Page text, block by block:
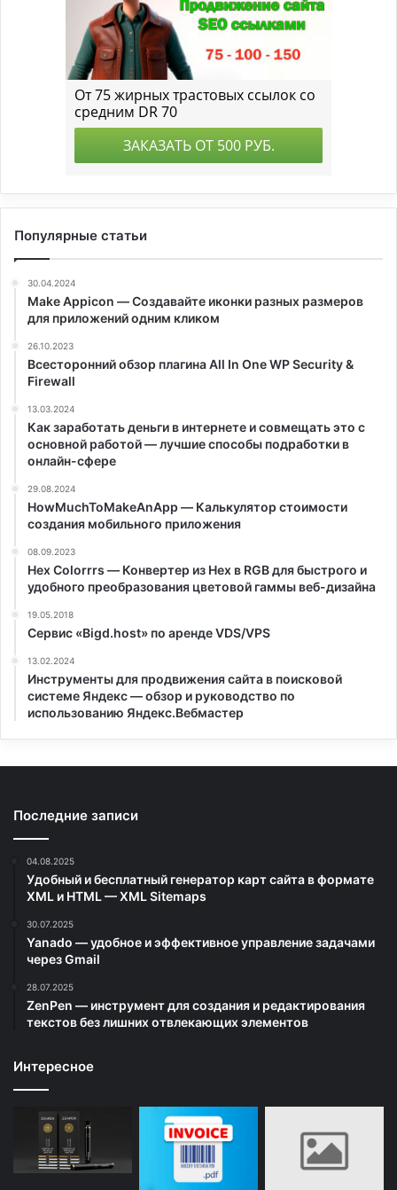
Популярные статьи
30.04.2024
Make Appicon — Создавайте иконки разных размеров
для приложений одним кликом
26.10.2023
Всесторонний обзор плагина All In One WP Security &
Firewall
13.03.2024
Как заработать деньги в интернете и совмещать это с
основной работой — лучшие способы подработки в
онлайн-сфере
29.08.2024
HowMuchToMakeAnApp — Калькулятор стоимости
создания мобильного приложения
08.09.2023
Hex Colorrrs — Конвертер из Hex в RGB для быстрого и
удобного преобразования цветовой гаммы веб-дизайна
19.05.2018
Сервис «Bigd.host» по аренде VDS/VPS
13.02.2024
Инструменты для продвижения сайта в поисковой
системе Яндекс — обзор и руководство по
использованию Яндекс.Вебмастер
Последние записи
04.08.2025
Удобный и бесплатный генератор карт сайта в формате
XML и HTML — XML Sitemaps
30.07.2025
Yanado — удобное и эффективное управление задачами
через Gmail
28.07.2025
ZenPen — инструмент для создания и редактирования
текстов без лишних отвлекающих элементов
Интересное